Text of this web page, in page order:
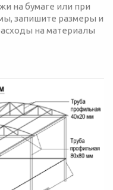
на бумаге или при
запишите размеры и
на материалы